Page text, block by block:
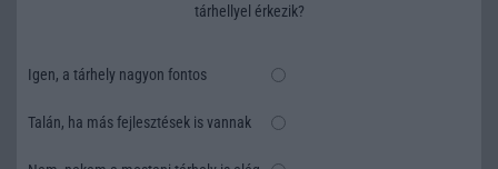
tárhellyel érkezik?
Igen, a tárhely nagyon fontos
Talán, ha más fejlesztések is vannak